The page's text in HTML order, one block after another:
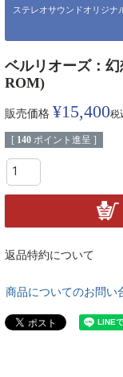
ステレオサウンドオリジ
ベルリオーズ：
ROM)
販売価格 ¥15,400税
[ 140 ポイント進呈 ]
返品特約について
商品についてのお問い